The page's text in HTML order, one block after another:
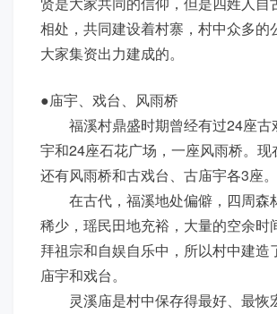
相处，共同建设着村寨，村中众多的
大家集资出力建成的。
●庙宇、戏台、风雨桥
福溪村鼎盛时期曾经有过24座古
宇和24座石花广场，一座风雨桥。现
还有风雨桥和古戏台、古庙宇各3座。
在古代，福溪地处偏僻，四周森
稀少，瑶民田地充裕，大量的空余时
拜祖宗和自娱自乐中，所以村中建造
庙宇和戏台。
灵溪庙是村中保存得最好、最恢